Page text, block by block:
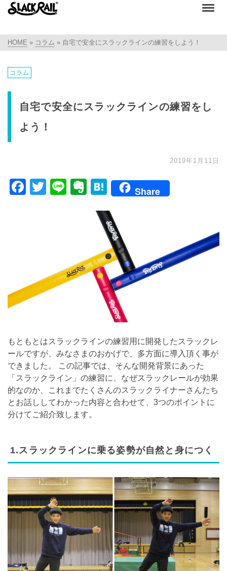
HOME » コラム » 自宅で安全にスラックラインの練習をしよう！
コラム
自宅で安全にスラックラインの練習をし
よう！
2019年1月11日
Facebook
TwitterLineEvernote
Hatena
Share
もともとはスラックラインの練習用に開発したスラックレ
ールですが、みなさまのおかげで、多方面に導入頂く事が
できました。 この記事では、そんな開発背景にあった
「スラックライン」の練習に、なぜスラックレールが効果
的なのか、これまでたくさんのスラックライナーさんたち
とお話ししてわかった内容と合わせて、3つのポイントに
分けてご紹介致します。
1.スラックラインに乗る姿勢が自然と身につく